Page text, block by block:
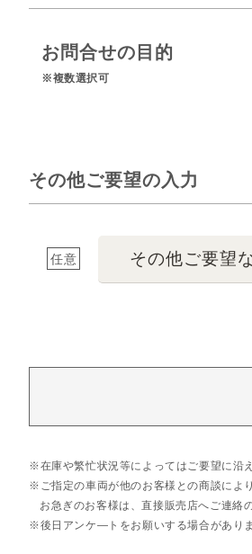
お問合せの目的
※複数選択可
その他ご要望の入力
任意 その他ご要望
在庫や繁忙状況等によってはご要望に沿
ご指定の車両が他のお客様との商談によ
お急ぎのお客様は、直接販売店へご連絡
後日アンケ―トをお願いする場合があり